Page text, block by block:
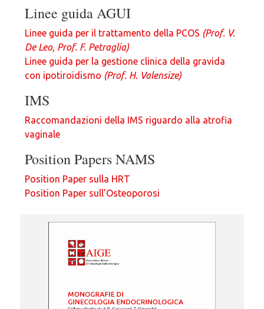
Linee guida AGUI
Linee guida per il trattamento della PCOS (Prof. V.
De Leo, Prof. F. Petraglia)
Linee guida per la gestione clinica della gravida
con ipotiroidismo (Prof. H. Valensize)
IMS
Raccomandazioni della IMS riguardo alla atrofia
vaginale
Position Papers NAMS
Position Paper sulla HRT
Position Paper sull’Osteoporosi